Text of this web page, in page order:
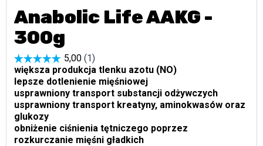
Anabolic Life AAKG -
300g
większa produkcja tlenku azotu (NO)
lepsze dotlenienie mięśniowej
usprawniony transport substancji odżywczych
usprawniony transport kreatyny, aminokwasów oraz
glukozy
obniżenie ciśnienia tętniczego poprzez
rozkurczanie mięśni gładkich